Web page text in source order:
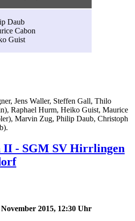
Daub
Cabon
Guist
Jens Waller, Steffen Gall, Thilo
Raphael Hurm, Heiko Guist, Maurice
Marvin Zug, Philip Daub, Christoph
II - SGM SV Hirrlingen
2015, 12:30 Uhr